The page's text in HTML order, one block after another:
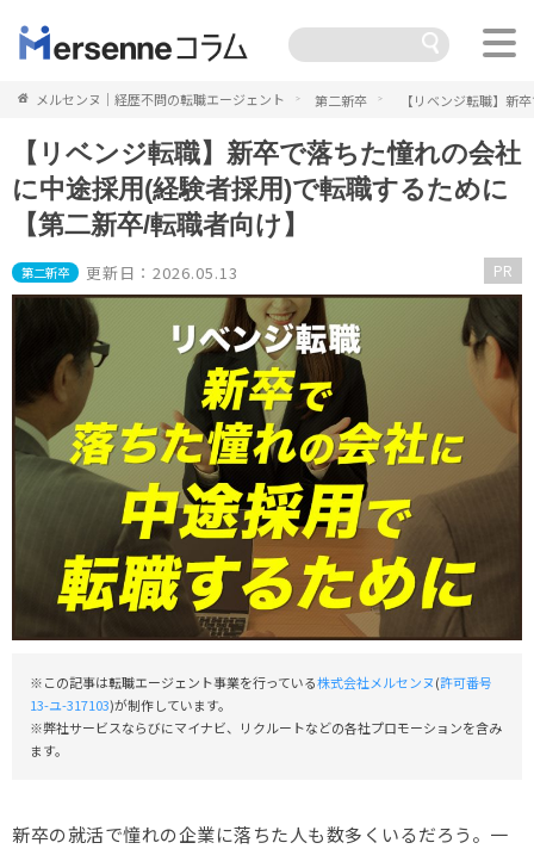
メルセンヌ｜経歴不問の転職エージェント 第二新卒 【リベンジ転職】新
【リベンジ転職】新卒で落ちた憧れの会社
に中途採用(経験者採用)で転職するために
【第二新卒/転職者向け】
第二新卒 更新日：2026.05.13 PR
※この記事は転職エージェント事業を行っている株式会社メルセンヌ(許可番号
13-ユ-317103)が制作しています。
※弊社サービスならびにマイナビ、リクルートなどの各社プロモーションを含み
ます。
新卒の就活で憧れの企業に落ちた人も数多くいるだろう。一